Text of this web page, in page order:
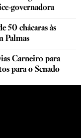
governadora
50 chácaras às
Palmas
Carneiro para
para o Senado